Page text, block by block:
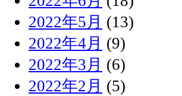
2022年5月 (13)
2022年4月 (9)
2022年3月 (6)
2022年2月 (5)